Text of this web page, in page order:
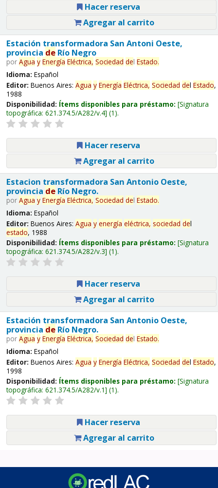
Hacer reserva
Agregar al carrito
Estación transformadora San Antoni Oeste,
provincia deRío Negro
por Agua y Energía Eléctrica, Sociedad del Estado.
Idioma: Español
Editor: Buenos Aires: Agua y Energía Eléctrica, Sociedad del Estado,
1988
Disponibilidad: Ítems disponibles para préstamo: Signatura
topográfica: 621.374.5/A282/v.4 (1).
Hacer reserva
Agregar al carrito
Estacion transformadora San Antonio Oeste,
provincia deRío Negro.
por Agua y Energía Eléctrica, Sociedad del Estado.
Idioma: Español
Editor: Buenos Aires: Agua y energía eléctrica, sociedad del
estado, 1988
Disponibilidad: Ítems disponibles para préstamo: Signatura
topográfica: 621.374.5/A282/v.3 (1).
Hacer reserva
Agregar al carrito
Estación transformadora San Antonio Oeste,
provincia deRío Negro.
por Agua y Energía Eléctrica, Sociedad del Estado.
Idioma: Español
Editor: Buenos Aires: Agua y Energía Eléctrica, Sociedad del Estado,
1998
Disponibilidad: Ítems disponibles para préstamo: Signatura
topográfica: 621.374.5/A282/v.1 (1).
Hacer reserva
Agregar al carrito